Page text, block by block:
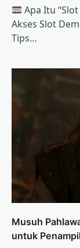
Apa Itu
Akses Slot
Tips…
Musuh
untuk